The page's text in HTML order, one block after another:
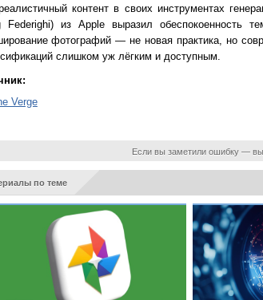
контент в своих инструментах
Federighi) из Apple выразил обеспокоенность
фотографий — не новая практика, но
слишком уж лёгким и доступным.
Verge
Если вы заметили ошибку —
по теме